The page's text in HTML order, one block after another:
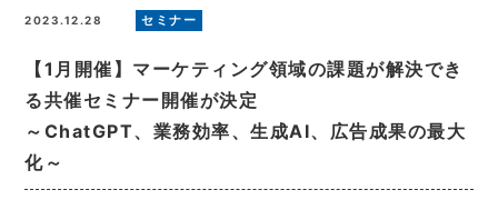
2023.12.28 セミナー
【1月開催】マーケティング領域の課題が解決でき
る共催セミナー開催が決定
～ChatGPT、業務効率、生成AI、広告成果の最大
化～